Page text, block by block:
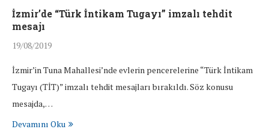
İzmir’de “Türk İntikam Tugayı” imzalı tehdit
mesajı
19/08/2019
İzmir’in Tuna Mahallesi’nde evlerin pencerelerine “Türk İntikam
Tugayı (TİT)” imzalı tehdit mesajları bırakıldı. Söz konusu
mesajda,…
Devamını Oku